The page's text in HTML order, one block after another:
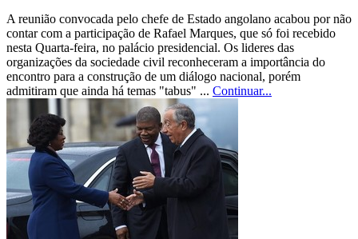
A reunião convocada pelo chefe de Estado angolano acabou por não
contar com a participação de Rafael Marques, que só foi recebido
nesta Quarta-feira, no palácio presidencial. Os lideres das
organizações da sociedade civil reconheceram a importância do
encontro para a construção de um diálogo nacional, porém
admitiram que ainda há temas "tabus" ... Continuar...